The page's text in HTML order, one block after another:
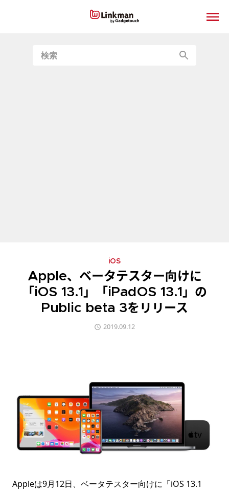
iOS
Apple、ベータテスター向けに
「iOS 13.1」「iPadOS 13.1」の
Public beta 3をリリース
2019.09.12
Appleは9月12日、ベータテスター向けに「iOS 13.1